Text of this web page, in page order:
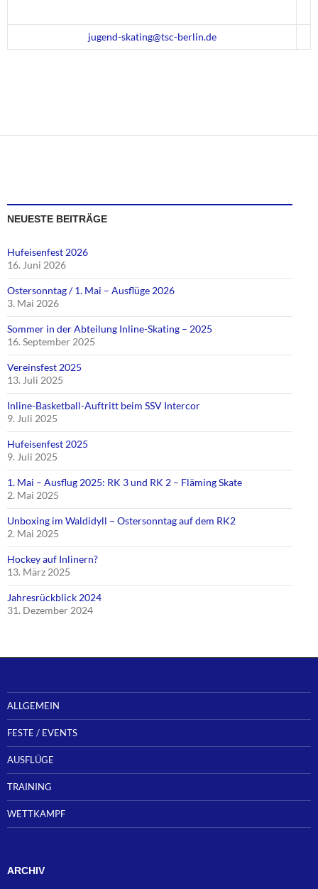
jugend-skating@tsc-berlin.de
NEUESTE BEITRÄGE
Hufeisenfest 2026
16. Juni 2026
Ostersonntag / 1. Mai – Ausflüge 2026
3. Mai 2026
Sommer in der Abteilung Inline-Skating – 2025
16. September 2025
Vereinsfest 2025
13. Juli 2025
Inline-Basketball-Auftritt beim SSV Intercor
9. Juli 2025
Hufeisenfest 2025
9. Juli 2025
1. Mai – Ausflug 2025: RK 3 und RK 2 – Fläming Skate
2. Mai 2025
Unboxing im Waldidyll – Ostersonntag auf dem RK2
2. Mai 2025
Hockey auf Inlinern?
13. März 2025
Jahresrückblick 2024
31. Dezember 2024
ALLGEMEIN
FESTE / EVENTS
AUSFLÜGE
TRAINING
WETTKAMPF
ARCHIV